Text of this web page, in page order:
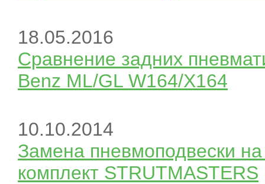
18.05.2016
Сравнение задних
Benz ML/GL W164/X164
10.10.2014
Замена пневмоподвески
комплект STRUTMASTERS